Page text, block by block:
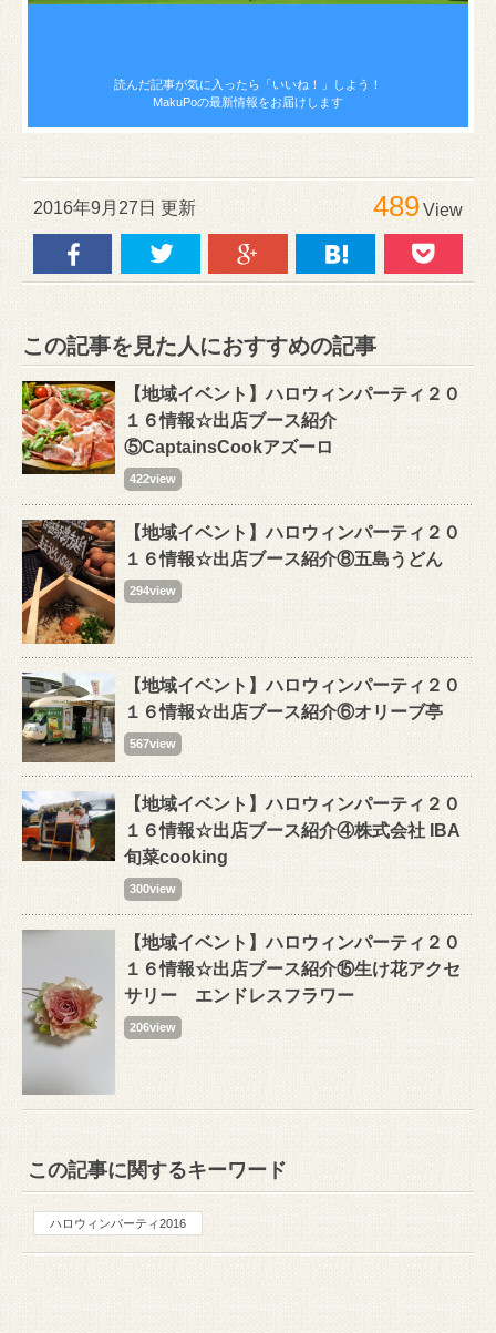
読んだ記事が気に入ったら 「いいね！」しよう！
MakuPoの最新情報をお届けします
2016年9月27日 更新 489View
この記事を見た人におすすめの記事
【地域イベント】ハロウィンパーティ２０
１６情報☆出店ブース紹介
⑤CaptainsCookアズーロ
422view
【地域イベント】ハロウィンパーティ２０
１６情報☆出店ブース紹介⑧五島うどん
294view
【地域イベント】ハロウィンパーティ２０
１６情報☆出店ブース紹介⑥オリーブ亭
567view
【地域イベント】ハロウィンパーティ２０
１６情報☆出店ブース紹介④株式会社 IBA
旬菜cooking
300view
【地域イベント】ハロウィンパーティ２０
１６情報☆出店ブース紹介⑮生け花アクセ
サリー エンドレスフラワー
206view
この記事に関するキーワード
ハロウィンパーティ2016